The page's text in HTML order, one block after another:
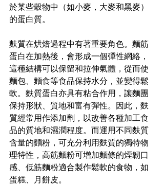
於某些穀物中（如小麥，大麥和黑麥）
的蛋白質。
麩質在烘焙過程中有著重要角色。麵筋
蛋白在加熱後，會形成一個彈性網絡，
這種結構可以保留和拉伸氣體，從而使
麵包、麵食等食品保持水分，並變得鬆
軟。麩質蛋白亦具有粘合作用，讓麵團
保持形狀、質地和富有彈性。因此，麩
質經常用作添加劑，以改善各種加工食
品的質地和濕潤程度。而運用不同麩質
含量的麵粉，可充分利用麩質的獨特物
理特性，高筋麵粉可增加麵條的煙韌口
感、低筋麵粉適合製作鬆軟的食物，如
蛋糕、月餅皮。